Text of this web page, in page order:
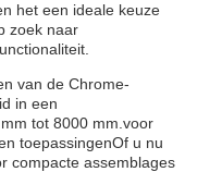
het een ideale keuze
zoek naar
van de Chrome-
in een
tot 8000 mm.voor
toepassingenOf u nu
compacte assemblages